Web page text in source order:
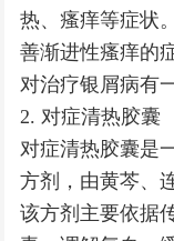
热、瘙痒等症状
善渐进性瘙痒的
对治疗银屑病有
2. 对症清热胶囊
对症清热胶囊是
方剂，由黄芩、
该方剂主要依据